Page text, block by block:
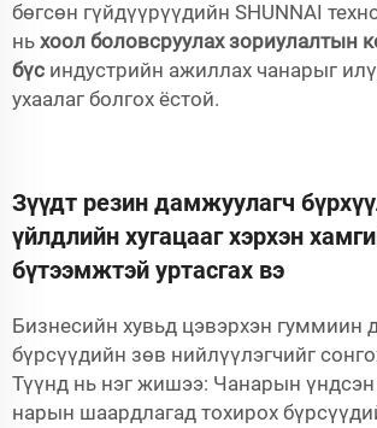
бөгсөн гүйдүүрүүдийн SHUNNAI
нь хоол боловсруулах зориулалтын
бүс индустрийн ажиллах чанарыг
ухаалаг болгох ёстой.
Зүүдт резин дамжуулагч
үйлдлийн хугацааг хэрхэн
бүтээмжтэй уртасгах вэ
Бизнесийн хувьд цэвэрхэн гуммиин
бүрсүүдийн зөв нийлүүлэгчийг
Түүнд нь нэг жишээ: Чанарын үндсэн
нарын шаардлагад тохирох